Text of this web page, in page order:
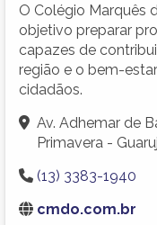
O Colégio Marquês
objetivo preparar
capazes de
região e o bem-
cidadãos.
Av. Adhemar de
Primavera -
(13) 3383-1940
cmdo.com.br